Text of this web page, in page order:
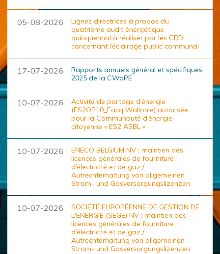
05-08-2026
Lignes directrices à propos du
quatrième audit énergétique
quinquennal à réaliser par les GRD
concernant l’éclairage public communal
17-07-2026
Rapports annuels général et spécifiques
2025 de la CWaPE
10-07-2026
Activité de partage d’énergie
(ES2OP10_Facq Wallonie) autorisée
pour la Communauté d’énergie
citoyenne « ES2 ASBL »
10-07-2026
ENECO BELGIUM NV : maintien des
licences générales de fourniture
d’électricité et de gaz /
Aufrechterhaltung von allgemeinen
Strom- und Gasversorgungslizenzen
10-07-2026
SOCIÉTÉ EUROPÉENNE DE GESTION DE
L'ÉNERGIE (SEGE) NV : maintien des
licences générales de fourniture
d’électricité et de gaz /
Aufrechterhaltung von allgemeinen
Strom- und Gasversorgungslizenzen